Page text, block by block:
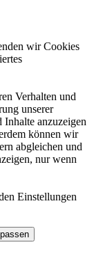
wir Cookies
Verhalten und
unserer
Inhalte anzuzeigen
können wir
abgleichen und
nur wenn
Einstellungen